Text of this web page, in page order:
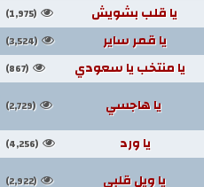
يا قلب بشويش (1,975)
يا قمر ساير (3,524)
يا منتخب يا سعودي (867)
يا هاجسي (2,729)
يا ورد (4,256)
يا ويل قلبي (2,922)